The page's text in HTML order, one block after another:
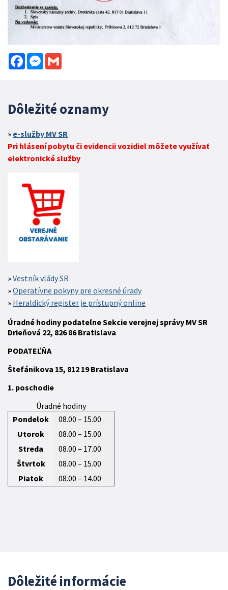
FacebookMessenger
Dôležité oznamy
e-služby MV SR
Pri hlásení pobytu či evidencii vozidiel môžete využívať
elektronické služby
Vestník vlády SR
Operatívne pokyny pre okresné úrady
Heraldický register je prístupný online
Úradné hodiny podateľne Sekcie verejnej správy MV SR
Drieňová 22, 826 86 Bratislava
PODATEĽŇA
Štefánikova 15, 812 19Bratislava
1. poschodie
Úradné hodiny
Pondelok
08.00 – 15.00
Utorok
08.00 – 15.00
Streda
08.00 – 17.00
Štvrtok
08.00 – 15.00
Piatok
08.00 – 14.00
Dôležité informácie